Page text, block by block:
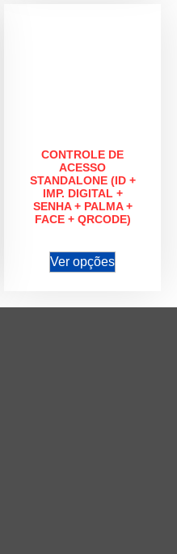
CONTROLE DE
ACESSO
STANDALONE (ID +
IMP. DIGITAL +
SENHA + PALMA +
FACE + QRCODE)
Ver opções